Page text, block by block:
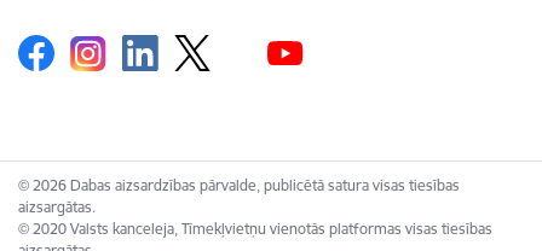
© 2026 Dabas aizsardzības pārvalde, publicētā satura visas tiesības
aizsargātas.
© 2020 Valsts kanceleja, Tīmekļvietņu vienotās platformas visas tiesības